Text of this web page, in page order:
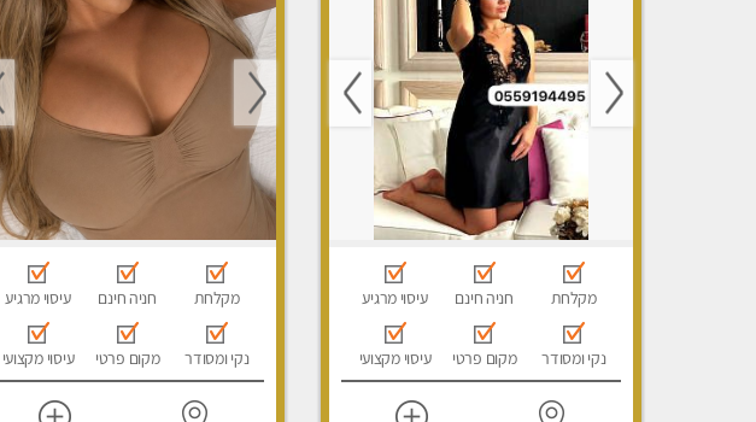
מקלחת חניה חינם עיסוי מרגיע
נקי ומסודר מקום פרטי עיסוי מקצועי
מקלחת חניה חינם עיסוי מרגיע
נקי ומסודר מקום פרטי עיסוי מקצועי